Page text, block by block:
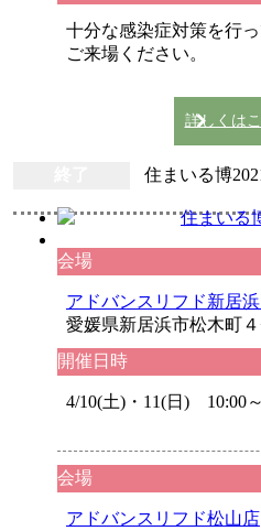
十分な感染症対策を行
ご来場ください。
詳しくは
住まいる博
会場
アドバンスリフド新居
愛媛県新居浜市松木町４
開催日時
4/10(土)・11(日) 10:00
会場
アドバンスリフド松山店